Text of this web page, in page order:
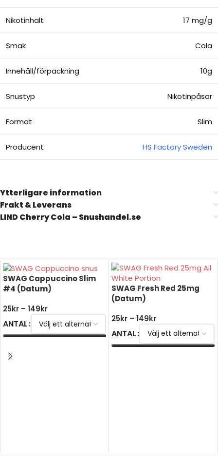
Nikotinhalt 17 mg/g
Smak Cola
Innehåll/förpackning 10g
Snustyp Nikotinpåsar
Format Slim
Producent HS Factory Sweden
Ytterligare information
Frakt & Leverans
LIND Cherry Cola – Snushandel.se
SWAG Cappuccino Slim
#4 (Datum)
25kr – 149kr
ANTAL
SWAG Fresh Red 25mg
(Datum)
25kr – 149kr
ANTAL